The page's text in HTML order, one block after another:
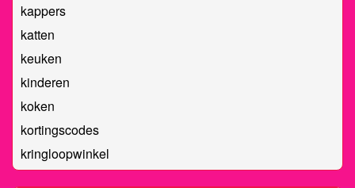
kappers
katten
keuken
kinderen
koken
kortingscodes
kringloopwinkel